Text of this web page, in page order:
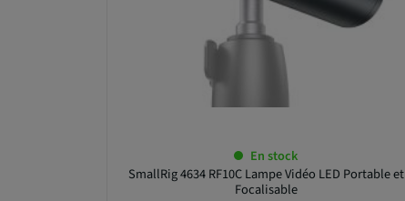
En stock
SmallRig 4634 RF10C Lampe Vidéo LED Portable et
Focalisable